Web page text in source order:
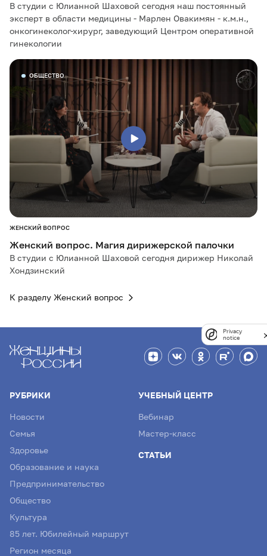
В студии с Юлианной Шаховой сегодня наш постоянный
эксперт в области медицины - Марлен Овакимян - к.м.н.,
онкогинеколог-хирург, заведующий Центром оперативной
гинекологии
ОБЩЕСТВО
ЖЕНСКИЙ ВОПРОС
Женский вопрос. Магия дирижерской палочки
В студии с Юлианной Шаховой сегодня дирижер Николай
Хондзинский
К разделу Женский вопрос
РУБРИКИ
Новости
Семья
Здоровье
Образование и наука
Предпринимательство
Общество
Культура
85 лет. Юбилейный маршрут
Регион месяца
УЧЕБНЫЙ ЦЕНТР
Вебинар
Мастер-класс
СТАТЬИ
Privacy
notice